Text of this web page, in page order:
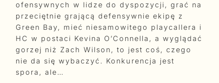
ofensywnych w lidze do dyspozycji, grać na
przeciętnie grającą defensywnie ekipę z
Green Bay, mieć niesamowitego playcallera i
HC w postaci Kevina O’Connella, a wyglądać
gorzej niż Zach Wilson, to jest coś, czego
nie da się wybaczyć. Konkurencja jest
spora, ale…